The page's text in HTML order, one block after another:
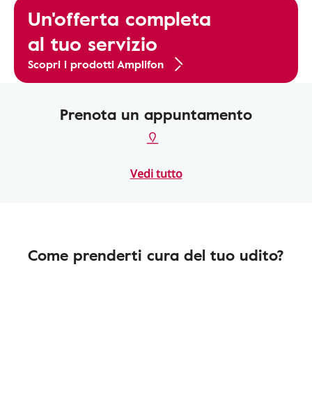
Un'offerta completa
al tuo servizio
Scopri i prodotti Amplifon
Prenota un appuntamento
Vedi tutto
Come prenderti cura del tuo udito?